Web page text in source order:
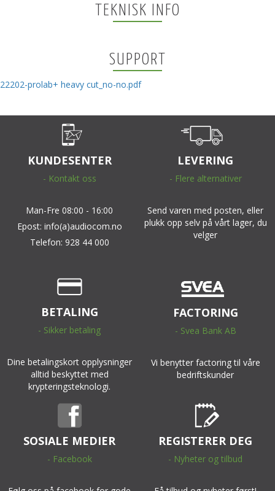
TEKNISK INFO
SUPPORT
22202-prolab+ heavy cut_no-no.pdf
KUNDESENTER
- Kontakt oss
Man-Fre 08:00 - 16:00
Epost: info(a)audiocom.no
Telefon: 928 44 000
LEVERING
- Flere alternativer
Send varen med posten, eller
plukk opp selv på vårt lager, du
velger
BETALING
- Sikker betaling
Dine betalingskort opplysninger
alltid beskyttet med
krypteringsteknologi.
FACTORING
- Svea Bank AB
Vi benytter factoring til våre
bedriftskunder
SOSIALE MEDIER
- Facebook
REGISTERER DEG
- Nyheter og tilbud